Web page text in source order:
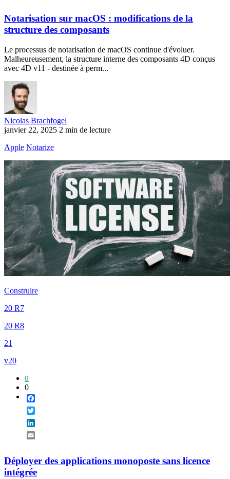
Notarisation sur macOS : modifications de la
structure des composants
Le processus de notarisation de macOS continue d'évoluer.
Malheureusement, la structure interne des composants 4D conçus
avec 4D v11 - destinée à perm...
Nicolas Brachfogel
janvier 22, 2025 2 min de lecture
Apple Notarize
Construire
20 R7
20 R8
21
v20
0
0
Déployer des applications monoposte sans licence
intégrée